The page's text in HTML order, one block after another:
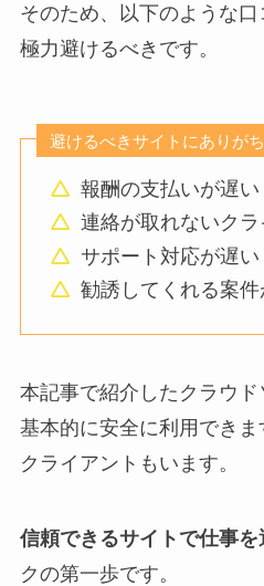
そのため、以下のような口
極力避けるべきです。
避けるべきサイトにありが
報酬の支払いが遅い
連絡が取れないク
サポート対応が遅い
勧誘してくれる案件
本記事で紹介したクラウド
基本的に安全に利用でき
クライアントもいます。
信頼できるサイトで仕事を
クの第一歩です。